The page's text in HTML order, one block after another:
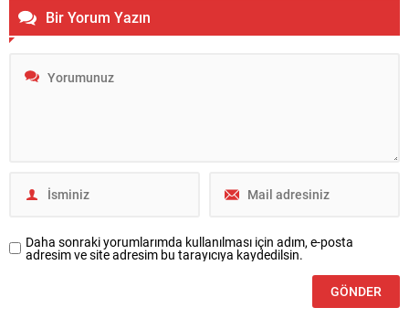
Bir Yorum Yazın
Daha sonraki yorumlarımda kullanılması için adım, e-posta
adresim ve site adresim bu tarayıcıya kaydedilsin.